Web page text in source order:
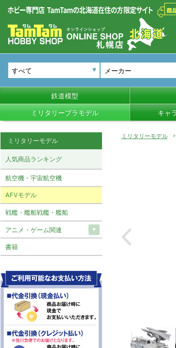
メーカー
鉄道模型
ミリタリープラモデル キャ
ミリタリーモデル
ミリタリーモデル
人気商品ランキング
航空機・宇宙航空機
AFVモデル
戦艦・艦船戦艦・艦船
アニメ・ゲーム関連
書籍